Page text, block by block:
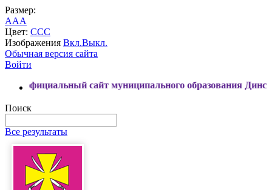
Размер:
AAA
Цвет: CCC
Изображения Вкл.Выкл.
Обычная версия сайта
Войти
сайт муниципального образования Динской район
Поиск
Все результаты